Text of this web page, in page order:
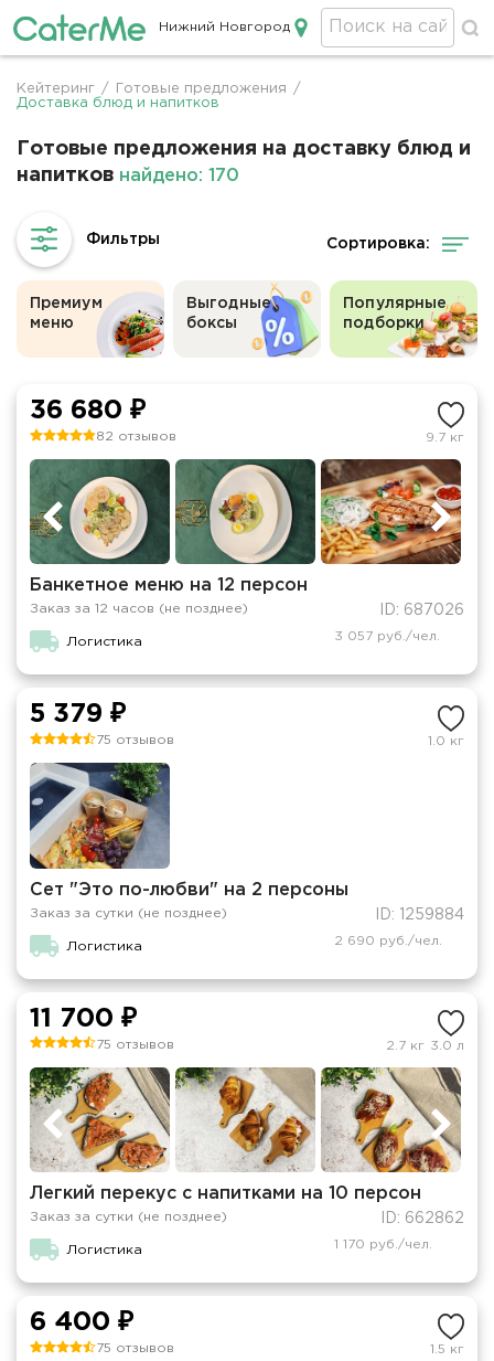
Кейтеринг в Нижнем Новгороде
Нижний Новгород
Строка
Кейтеринг / Готовые предложения
/
Доставка блюд и напитков
Готовые предложения на доставку блюд и
напитков найдено: 170
Сортировка:
Премиум
меню
Выгодные
боксы
Популярные
подборки
36 680 ₽
82 отзывов 9.7 кг
Банкетное меню на 12 персон
Заказ за 12 часов (не позднее) ID: 687026
Логистика 3 057 руб./чел.
5 379 ₽
75 отзывов 1.0 кг
Сет "Это по-любви" на 2 персоны
Заказ за сутки (не позднее) ID: 1259884
Логистика 2 690 руб./чел.
11 700 ₽
75 отзывов 2.7 кг 3.0 л
Легкий перекус с напитками на 10 персон
Заказ за сутки (не позднее) ID: 662862
Логистика 1 170 руб./чел.
6 400 ₽
75 отзывов 1.5 кг